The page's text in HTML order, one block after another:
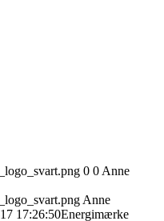
0 0 Anne
Anne
17:26:50Energimærke